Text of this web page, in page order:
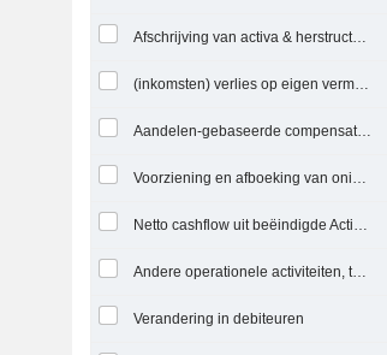
Afschrijving van activa & herstructureringskosten
(inkomsten) verlies op eigen vermogen investeringen - (CF)
Aandelen-gebaseerde compensatie (CF)
Voorziening en afboeking van oninbare vorderingen
Netto cashflow uit beëindigde Activiteiten
Andere operationele activiteiten, totaal
Verandering in debiteuren